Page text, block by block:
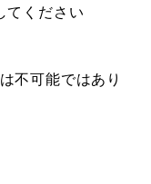
てください
不可能ではあり